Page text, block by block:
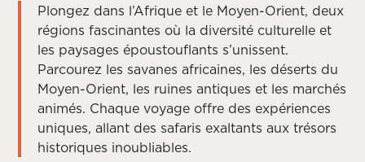
Plongez dans l’Afrique et le Moyen-Orient, deux
régions fascinantes où la diversité culturelle et
les paysages époustouflants s’unissent.
Parcourez les savanes africaines, les déserts du
Moyen-Orient, les ruines antiques et les marchés
animés. Chaque voyage offre des expériences
uniques, allant des safaris exaltants aux trésors
historiques inoubliables.